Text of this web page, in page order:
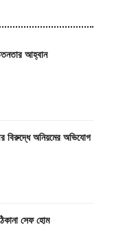
আহ্বান
বিরুদ্ধে অনিয়মের অভিযোগ
সেফ হোম